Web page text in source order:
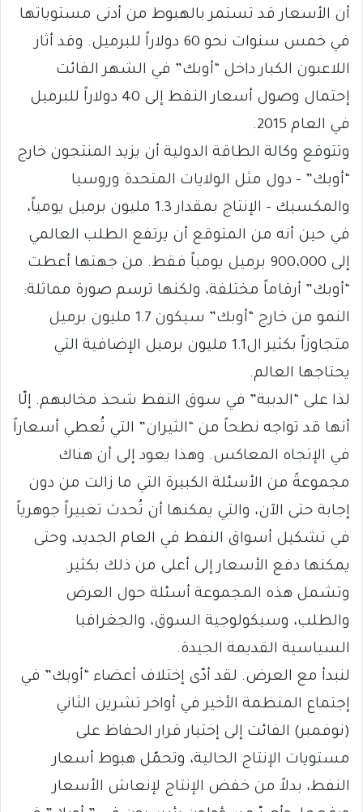
أن الأسعار قد تستمر بالهبوط من أدنى مستوياتها
في خمس سنوات نحو 60 دولاراً للبرميل. وقد أثار
اللاعبون الكبار داخل “أوبك” في الشهر الفائت
إحتمال وصول أسعار النفط إلى 40 دولاراً للبرميل
في العام 2015.
وتتوقع وكالة الطاقة الدولية أن يزيد المنتجون خارج
“أوبك” – دول مثل الولايات المتحدة وروسيا
والمكسيك – الإنتاج بمقدار 1.3 مليون برميل يومياً،
في حين أنه من المتوقع أن يرتفع الطلب العالمي
إلى 900،000 برميل يومياً فقط. من جهتها أعطت
“أوبك” أرقاماً مختلفة، ولكنها ترسم صورة مماثلة:
النمو من خارج “أوبك” سيكون 1.7 مليون برميل
متجاوزاً بكثير ال1.1 مليون برميل الإضافية التي
يحتاجها العالم.
لذا على “الدببة” في سوق النفط شحذ مخالبهم. إلّا
أنها قد تواجه نطحاً من “الثيران” التي تُعطي أسعاراً
في الإتجاه المعاكس. وهذا يعود إلى أن هناك
مجموعةً من الأسئلة الكبيرة التي ما زالت من دون
إجابة حتى الآن، والتي يمكنها أن تُحدث تغييراً جوهرياً
في تشكيل أسواق النفط في العام الجديد، وحتى
يمكنها دفع الأسعار إلى أعلى من ذلك بكثير.
وتشمل هذه المجموعة أسئلة حول العرض
والطلب، وسيكولوجية السوق، والجغرافيا
السياسية القديمة الجيدة.
لنبدأ مع العرض. لقد أدّى إختلاف أعضاء “أوبك” في
إجتماع المنظمة الأخير في أواخر تشرين الثاني
(نوفمبر) الفائت إلى إختيار قرار الحفاظ على
مستويات الإنتاج الحالية، وتحمّل هبوط أسعار
النفط، بدلاً من خفض الإنتاج لإنعاش الأسعار